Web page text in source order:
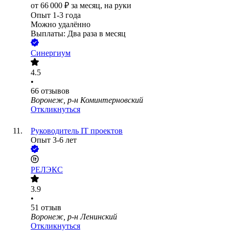
от 66 000 ₽ за месяц, на руки
Опыт 1-3 года
Можно удалённо
Выплаты: Два раза в месяц
Синергиум
4.5
•
66 отзывов
Воронеж, р-н Коминтерновский
Откликнуться
Руководитель IT проектов
Опыт 3-6 лет
РЕЛЭКС
3.9
•
51 отзыв
Воронеж, р-н Ленинский
Откликнуться